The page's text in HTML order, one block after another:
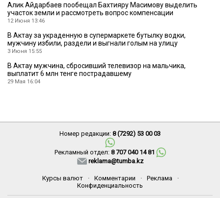
Алик Айдарбаев пообещал Бахтияру Масимову выделить
участок земли и рассмотреть вопрос компенсации
12 Июня 13:46
В Актау за украденную в супермаркете бутылку водки,
мужчину избили, раздели и выгнали голым на улицу
3 Июня 15:55
В Актау мужчина, сбросивший телевизор на мальчика,
выплатит 6 млн тенге пострадавшему
29 Мая 16:04
Номер редакции: 8 (7292) 53 00 03
Рекламный отдел: 8 707 040 14 81
reklama@tumba.kz
Курсы валют · Комментарии · Реклама
·
Конфиденциальность